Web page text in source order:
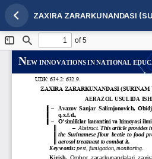
Maqola tafsilotlariga qaytish